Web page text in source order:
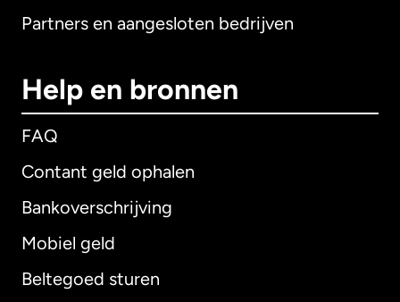
Partners en aangesloten bedrijven
Help en bronnen
FAQ
Contant geld ophalen
Bankoverschrijving
Mobiel geld
Beltegoed sturen